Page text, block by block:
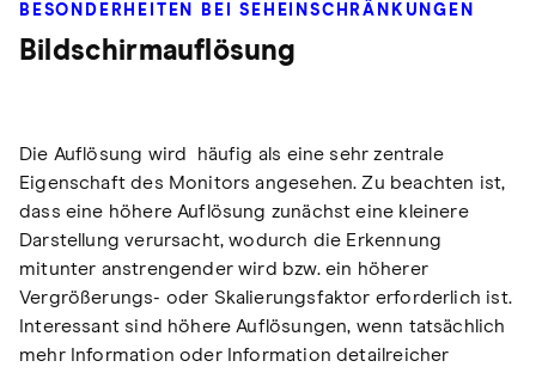
BESONDERHEITEN BEI SEHEINSCHRÄNKUNGEN
Bildschirmauflösung
Die Auflösung wird häufig als eine sehr zentrale
Eigenschaft des Monitors angesehen. Zu beachten ist,
dass eine höhere Auflösung zunächst eine kleinere
Darstellung verursacht, wodurch die Erkennung
mitunter anstrengender wird bzw. ein höherer
Vergrößerungs- oder Skalierungsfaktor erforderlich ist.
Interessant sind höhere Auflösungen, wenn tatsächlich
mehr Information oder Information detailreicher